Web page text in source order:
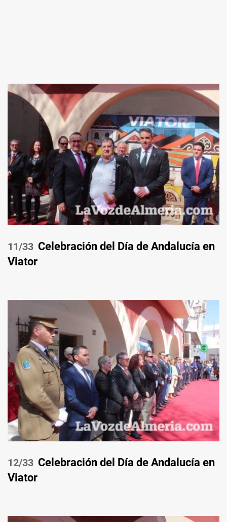
/33 Celebración del Día de Andalucía en
Viator
/33 Celebración del Día de Andalucía en
Viator